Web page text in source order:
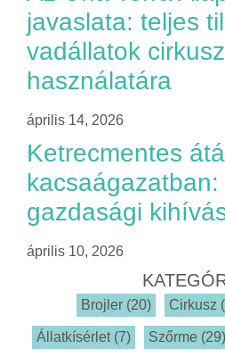
javaslata: teljes
vadállatok
használatára
április 14, 2026
Ketrecmentes
gazdasági
április 10, 2026
Brojler (20) Cirkusz
Állatkísérlet (7) Szőrme (29)